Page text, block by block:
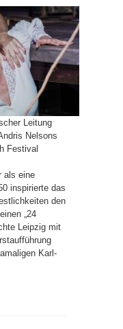
Leitung
Nelsons
Festival
als eine
inspirierte das
den
„24
Leipzig mit
Karl-